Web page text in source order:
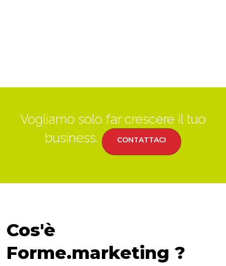
Vogliamo solo far crescere il tuo
business.
CONTATTACI
Cos'è
Forme.marketing ?